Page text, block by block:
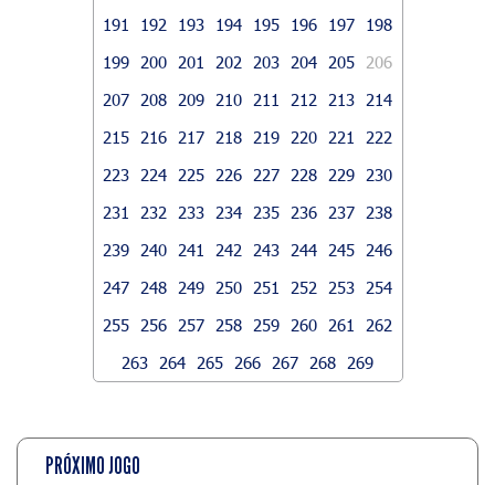
191
192 193 194 195 196 197
198
199
200 201 202 203 204 205
206
207
208 209 210 211 212 213
214
215
216 217 218 219 220 221
222
223
224 225 226 227 228 229
230
231
232 233 234 235 236 237
238
239
240 241 242 243 244 245
246
247
248 249 250 251 252 253
254
255
256 257 258 259 260 261
262
263
264 265 266 267 268 269
PRÓXIMO JOGO